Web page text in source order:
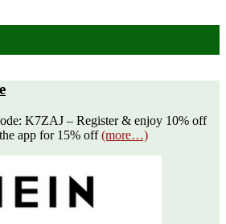
K7ZAJ – Register & enjoy 10% off
app for 15% off(more…)